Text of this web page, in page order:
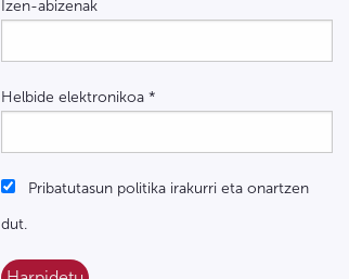
Izen-abizenak
Helbide elektronikoa *
Pribatutasun politika irakurri eta onartzen
dut.